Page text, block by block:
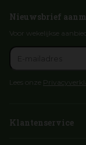
Nieuwsbrief
Voor wekelijkse
Lees onze
Klantenservice